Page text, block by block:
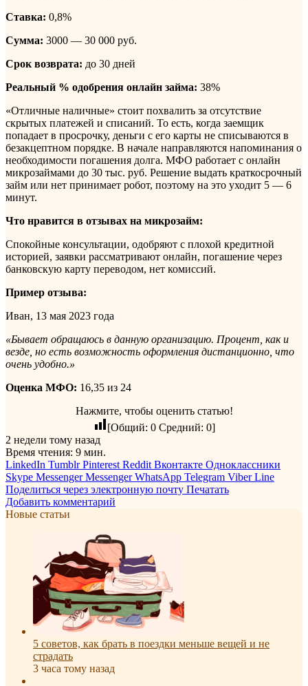
Ставка: 0,8%
Сумма: 3000 — 30 000 руб.
Срок возврата: до 30 дней
Реальный % одобрения онлайн займа: 38%
«Отличные наличные» стоит похвалить за отсутствие
скрытых платежей и списаний. То есть, когда заемщик
попадает в просрочку, деньги с его карты не списываются в
безакцептном порядке. В начале направляются напоминания о
необходимости погашения долга. МФО работает с онлайн
микрозаймами до 30 тыс. руб. Решение выдать краткосрочный
займ или нет принимает робот, поэтому на это уходит 5 — 6
минут.
Что нравится в отзывах на микрозайм:
Спокойные консультации, одобряют с плохой кредитной
историей, заявки рассматривают онлайн, погашение через
банковскую карту переводом, нет комиссий.
Пример отзыва:
Иван, 13 мая 2023 года
«Бывает обращаюсь в данную организацию. Процент, как и
везде, но есть возможность оформления дистанционно, что
очень удобно.»
Оценка МФО: 16,35 из 24
Нажмите, чтобы оценить статью!
[Общий: 0Средний: 0]
2 недели тому назад
Время чтения: 9 мин.
LinkedIn Tumblr Pinterest Reddit Вконтакте Одноклассники
Skype Messenger Messenger WhatsApp Telegram Viber Line
Поделиться через электронную почту Печатать
Добавить комментарий
Новые статьи
5 советов, как брать в поездки меньше вещей и не
страдать
3 часа тому назад